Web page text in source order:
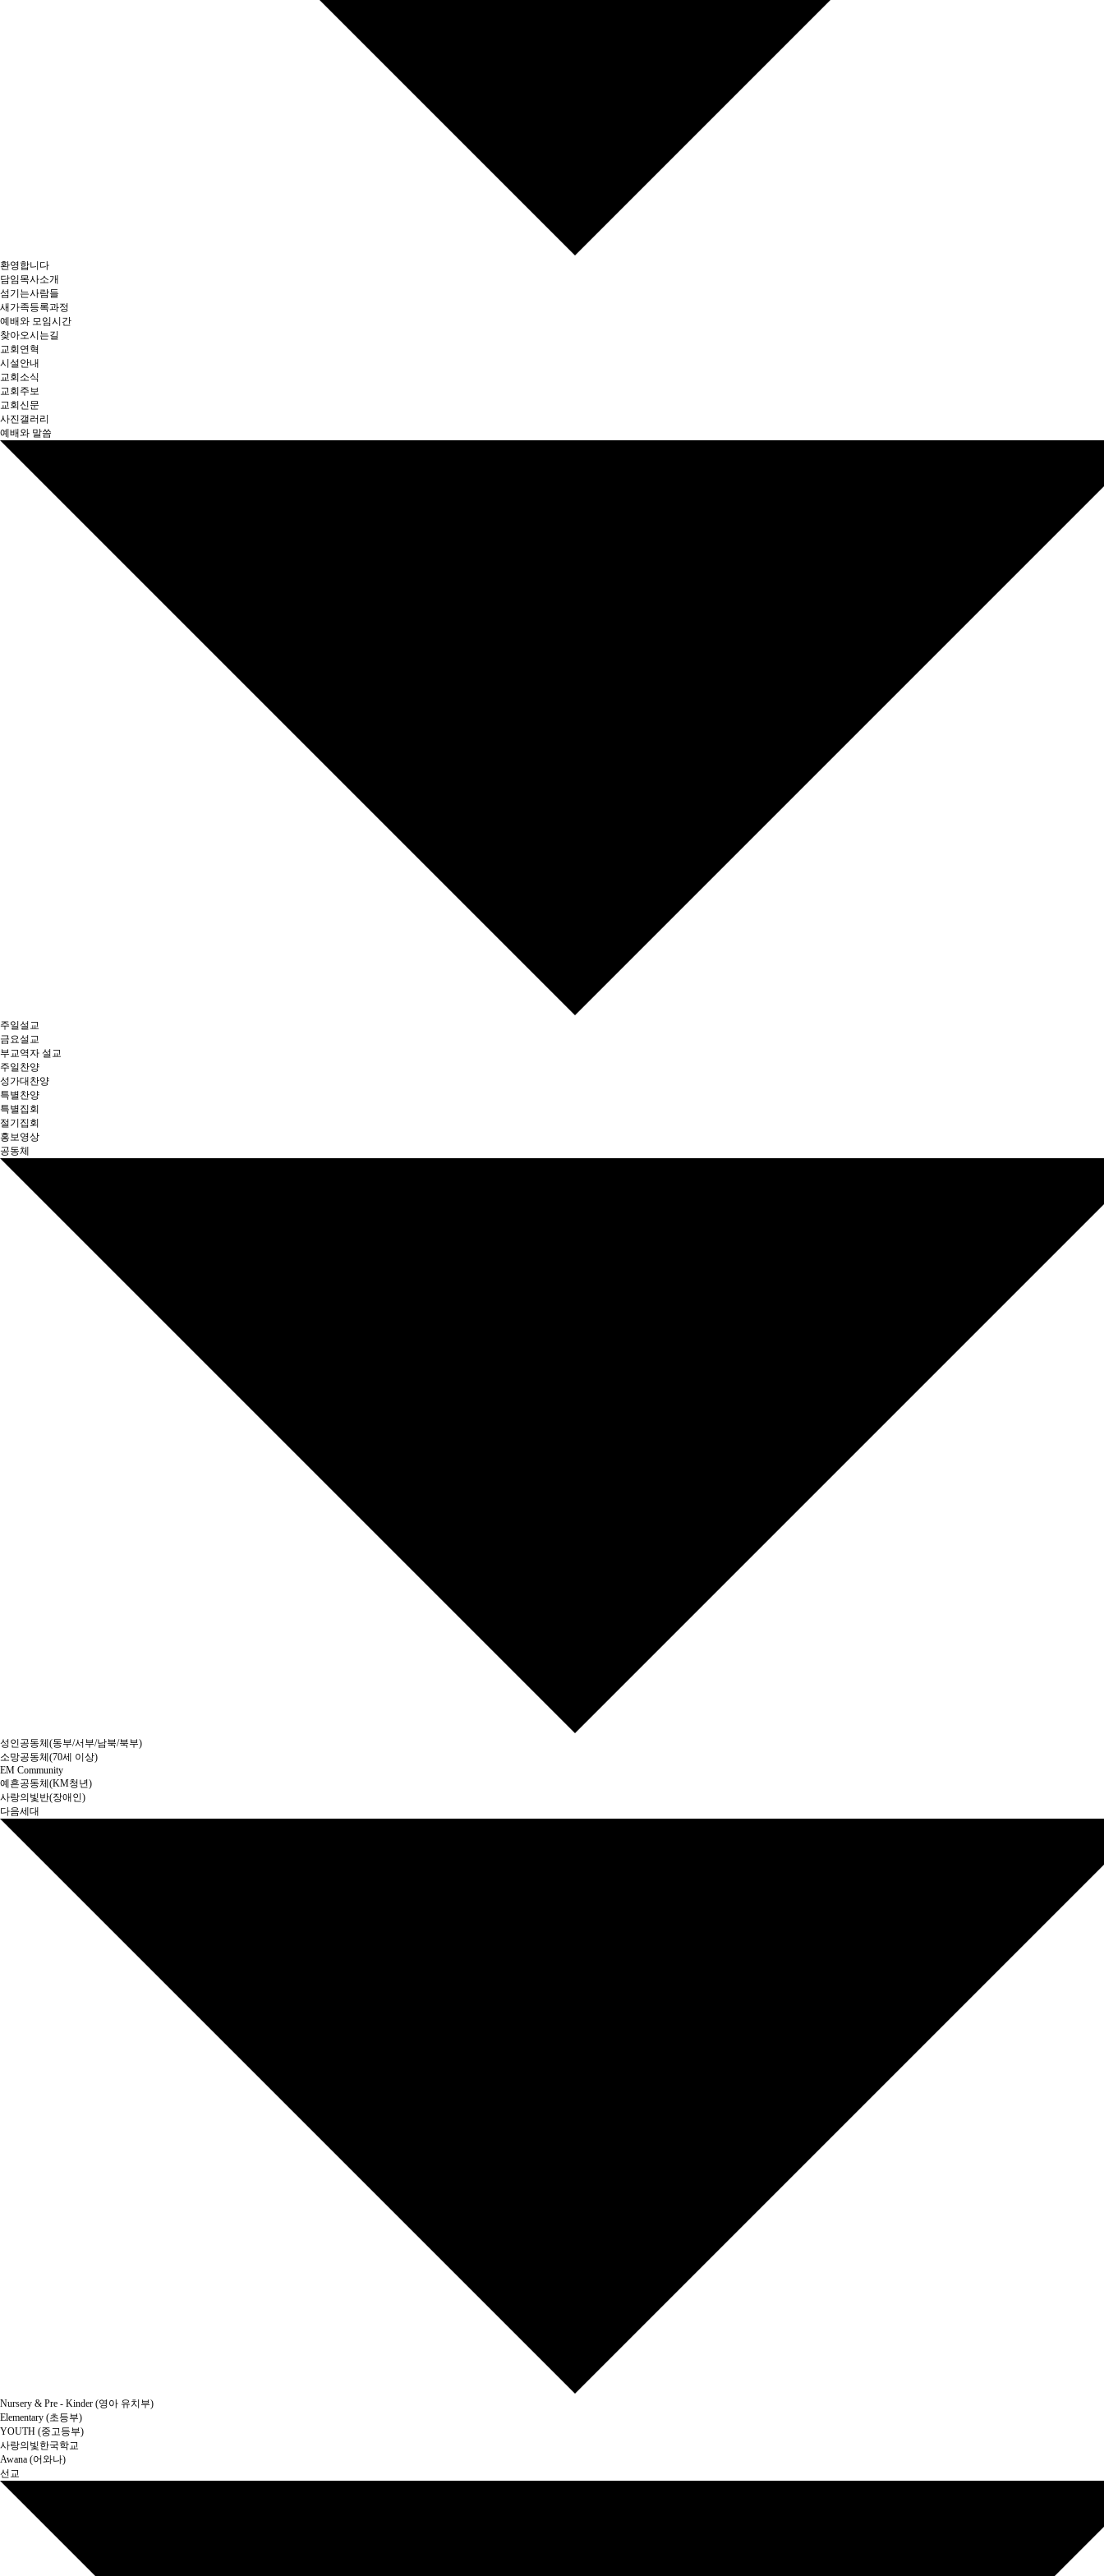
환영합니다
담임목사소개
섬기는사람들
새가족등록과정
예배와 모임시간
찾아오시는길
교회연혁
시설안내
교회소식
교회주보
교회신문
사진갤러리
예배와 말씀
주일설교
금요설교
부교역자 설교
주일찬양
성가대찬양
특별찬양
특별집회
절기집회
홍보영상
공동체
성인공동체(동부/서부/남북/북부)
소망공동체(70세 이상)
EM Community
예흔공동체(KM청년)
사랑의빛반(장애인)
다음세대
Nursery & Pre - Kinder (영아 유치부)
Elementary (초등부)
YOUTH (중고등부)
사랑의빛한국학교
Awana (어와나)
선교